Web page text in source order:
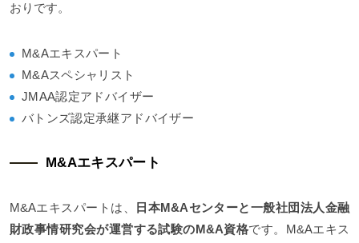
おりです。
M&Aエキスパート
M&Aスペシャリスト
JMAA認定アドバイザー
バトンズ認定承継アドバイザー
M&Aエキスパート
M&Aエキスパートは、
日本M&Aセンターと一般社団法人金融
財政事情研究会が運営する試験のM&A資格です。M&Aエキス